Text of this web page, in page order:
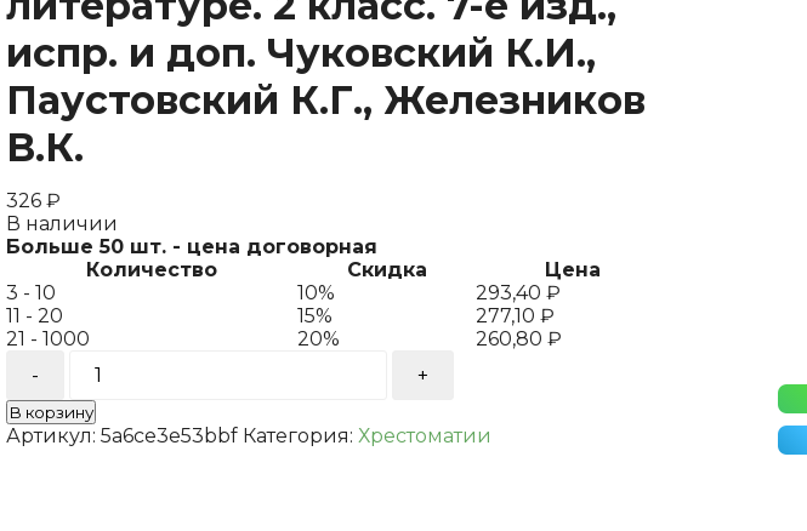
испр. и доп. Чуковский К.И.,
Паустовский К.Г., Железников
В.К.
326 ₽
В наличии
Больше 50 шт. - цена договорная
Количество
Скидка
Цена
3 - 10
10% 293,40 ₽
11 - 20
15% 277,10 ₽
21 - 1000
20% 260,80 ₽
товара
Новейшая
хрестоматия
по
В корзину
Артикул: 5a6ce3e53bbf Категория: Хрестоматии